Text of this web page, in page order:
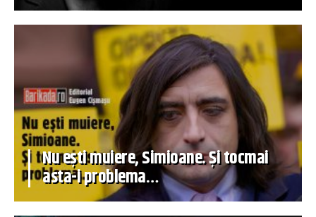
Nu ești muiere, Simioane. Și tocmai
asta-i problema…